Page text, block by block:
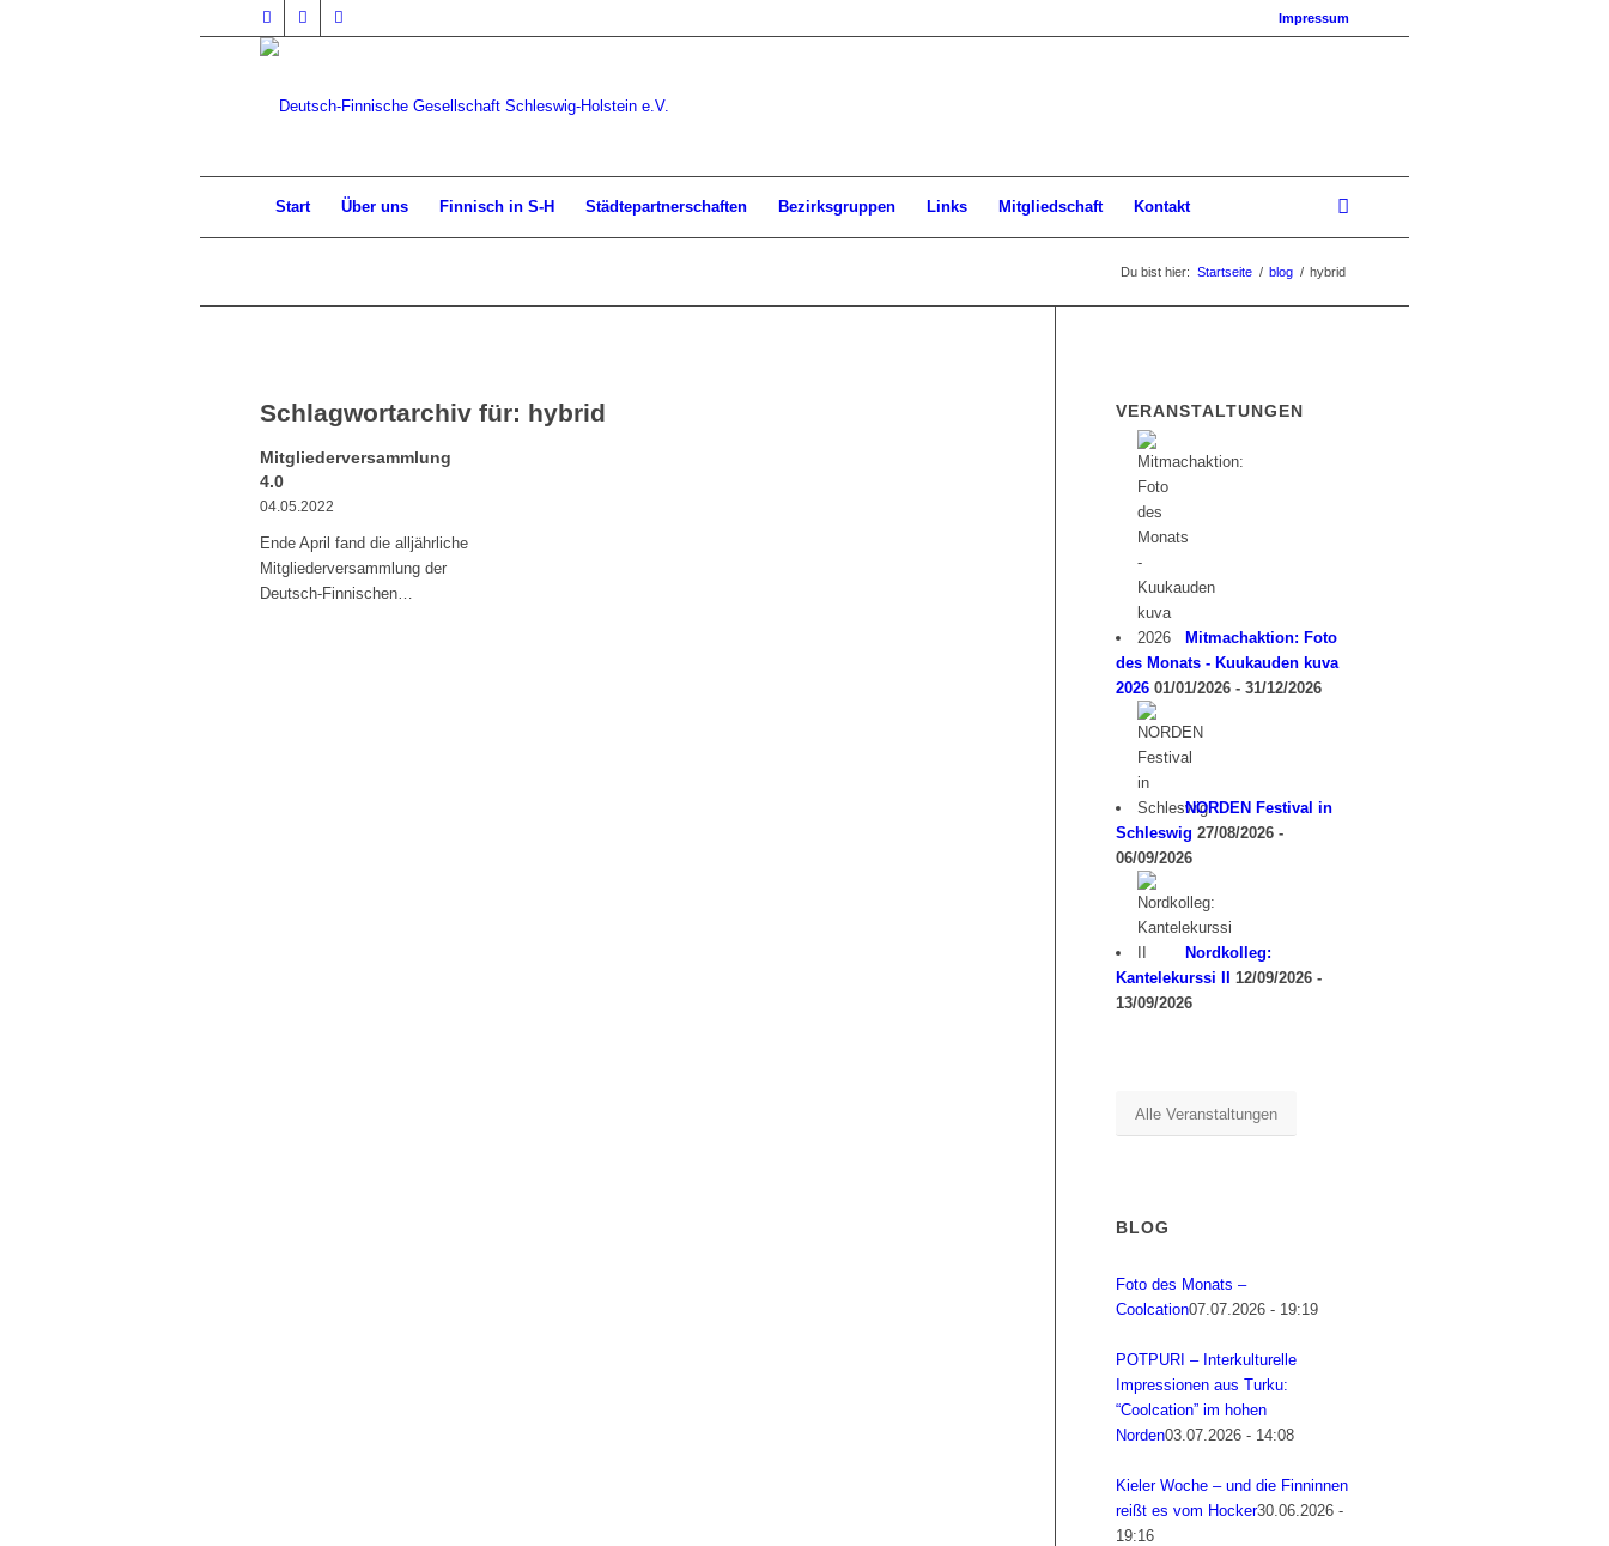
Impressum
Start Über uns Finnisch in S-H Städtepartnerschaften Bezirksgruppen Links Mitgliedschaft Kontakt
Du bist hier: Startseite / blog / hybrid
Schlagwortarchiv für: hybrid
Mitgliederversammlung
4.0
04.05.2022
Ende April fand die alljährliche
Mitgliederversammlung der
Deutsch-Finnischen…
VERANSTALTUNGEN
Mitmachaktion: Foto
des Monats - Kuukauden kuva
2026 01/01/2026 - 31/12/2026
NORDEN Festival in
Schleswig 27/08/2026 -
06/09/2026
Nordkolleg:
Kantelekurssi II
12/09/2026 -
13/09/2026
Alle Veranstaltungen
BLOG
Foto des Monats –
Coolcation07.07.2026 - 19:19
POTPURI – Interkulturelle
Impressionen aus Turku:
“Coolcation” im hohen
Norden03.07.2026 - 14:08
Kieler Woche – und die Finninnen
reißt es vom Hocker30.06.2026 -
19:16